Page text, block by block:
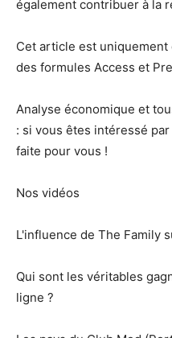
également contribuer à la
Cet article est
des formules Access et
Analyse économique et
: si vous êtes intéressé
faite pour vous !
Nos vidéos
L'influence de The Family
Qui sont les véritables
ligne ?